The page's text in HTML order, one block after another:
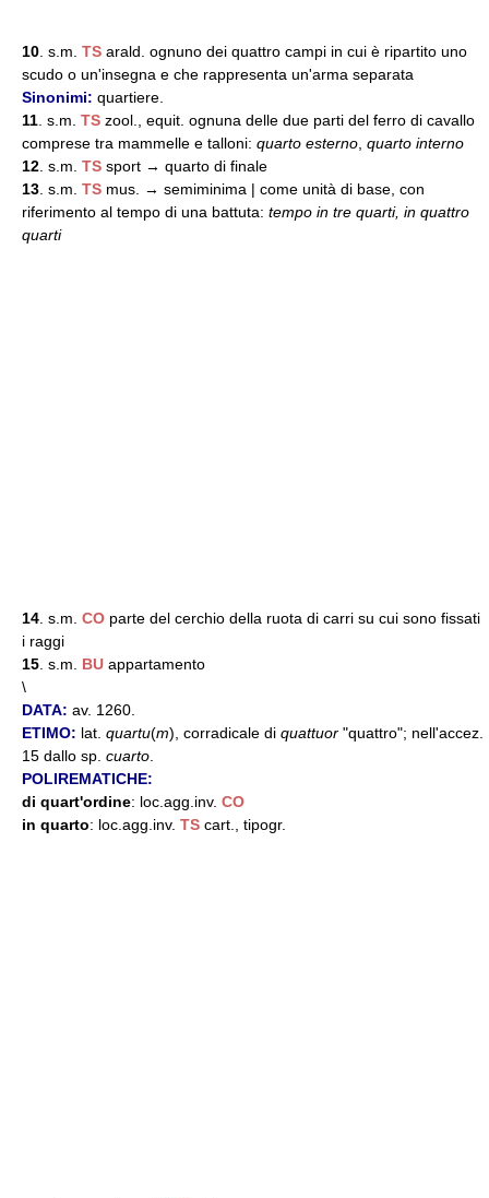
10 . s.m. TS arald. ognuno dei quattro campi in cui è ripartito uno
scudo o un'insegna e che rappresenta un'arma separata
Sinonimi: quartiere.
11 . s.m. TS zool., equit. ognuna delle due parti del ferro di cavallo
comprese tra mammelle e talloni: quarto esterno quarto interno
12 . s.m. TS sport → quarto di finale
13 . s.m. TS mus. → semiminima | come unità di base, con
riferimento al tempo di una battuta: tempo in tre quarti, in quattro
quarti
14 . s.m. CO parte del cerchio della ruota di carri su cui sono fissati
i raggi
15 . s.m. BU appartamento
\
DATA: av. 1260.
ETIMO: lat. quartu(m), corradicale di quattuor "quattro"; nell'accez.
15 dallo sp. cuarto
POLIREMATICHE:
di quart'ordine: loc.agg.inv. CO
in quarto: loc.agg.inv. TS cart., tipogr.